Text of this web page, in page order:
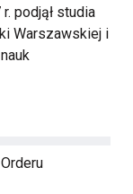
podjął studia
Warszawskiej i